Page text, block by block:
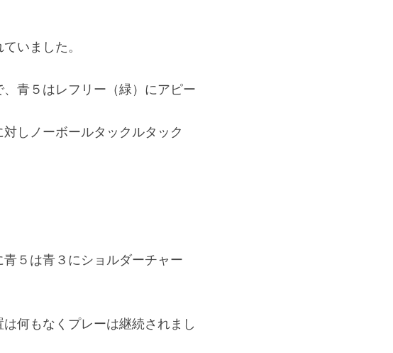
いました。
青５はレフリー（緑）にアピー
しノーボールタックルタック
５は青３にショルダーチャー
何もなくプレーは継続されまし